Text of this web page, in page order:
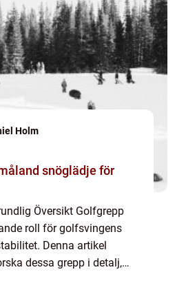
Holm
för
Översikt Golfgrepp
roll för golfsvingens
Denna artikel
dessa grepp i detalj,